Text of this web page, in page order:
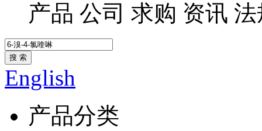
产品 公司 求购 资讯 法
搜 索
English
产品分类